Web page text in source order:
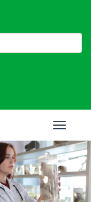
Toggle